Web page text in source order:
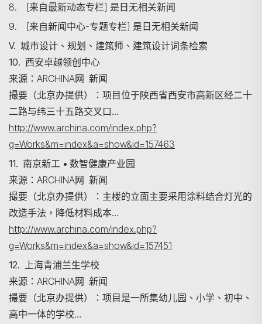
8. [来自最新动态专栏] 是日无相关新闻
9. [来自新闻中心-专题专栏] 是日无相关新闻
V. 城市设计、规划、建筑师、建筑设计词条检索
10. 西安卓越领创中心
来源：ARCHINA网 新闻
撮要（北京办提供）：项目位于陕西省西安市高新区经二十
二路与纬三十五路交叉口…
http://www.archina.com/index.php?
g=Works&m=index&a=show&id=157463
11. 南京新工 • 数智健康产业园
来源：ARCHINA网 新闻
撮要（北京办提供）：主楼的立面主要采用涂料结合灯光的
改造手法，降低材料成本…
http://www.archina.com/index.php?
g=Works&m=index&a=show&id=157451
12. 上海青浦兰生学校
来源：ARCHINA网 新闻
撮要（北京办提供）：项目是一所集幼儿园、小学、初中、
高中一体的学校…